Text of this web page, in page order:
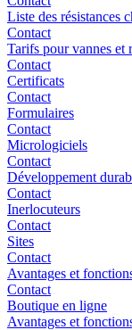
Liste des résistances
Contact
Tarifs pour vannes et
Contact
Certificats
Contact
Formulaires
Contact
Micrologiciels
Contact
Développement
Contact
Inerlocuteurs
Contact
Sites
Contact
Avantages et
Contact
Boutique en ligne
Avantages et